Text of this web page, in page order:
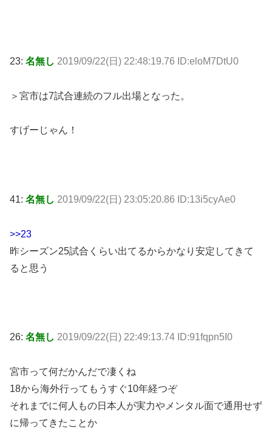
23: 名無し 2019/09/22(日) 22:48:19.76 ID:eloM7DtU0
＞宮市は7試合連続のフル出場となった。
すげーじゃん！
41: 名無し 2019/09/22(日) 23:05:20.86 ID:13i5cyAe0
>>23
昨シーズン25試合くらい出てるからかなり安定してきて
ると思う
26: 名無し 2019/09/22(日) 22:49:13.74 ID:91fqpn5I0
宮市って何だかんだで凄くね
18から海外行ってもうすぐ10年経つぞ
それまでに何人もの日本人が実力やメンタル面で通用せず
に帰ってきたことか